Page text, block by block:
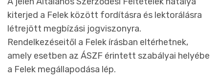
kiterjed a Felek között fordításra és lektorálásra
létrejött megbízási jogviszonyra.
Rendelkezéseitől a Felek írásban eltérhetnek,
amely esetben az ÁSZF érintett szabályai helyébe
a Felek megállapodása lép.